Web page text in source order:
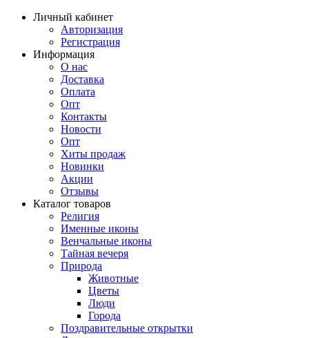
Личный кабинет
Авторизация
Регистрация
Информация
О нас
Доставка
Оплата
Опт
Контакты
Новости
Опт
Хиты продаж
Новинки
Акции
Отзывы
Каталог товаров
Религия
Именные иконы
Венчальные иконы
Тайная вечеря
Природа
Животные
Цветы
Люди
Города
Поздравительные открытки